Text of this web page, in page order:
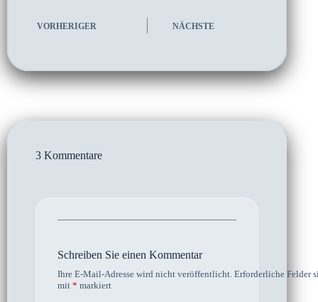
VORHERIGER NÄCHSTE
3 Kommentare
Schreiben Sie einen Kommentar
Ihre E-Mail-Adresse wird nicht veröffentlicht. Erforderliche Felder
mit * markiert